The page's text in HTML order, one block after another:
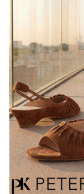
Популярный
соответствует
сникерины
кроссовок
Но в модели
05.08.2026 2118